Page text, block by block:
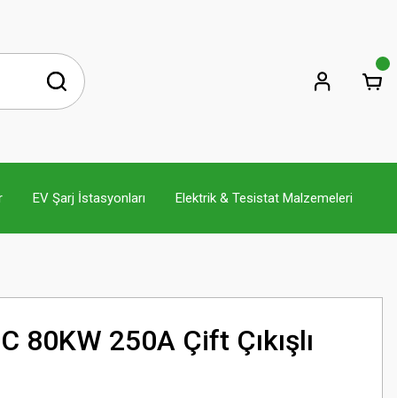
EV Şarj İstasyonları Elektrik & Tesistat Malzemeleri
80KW 250A Çift Çıkışlı